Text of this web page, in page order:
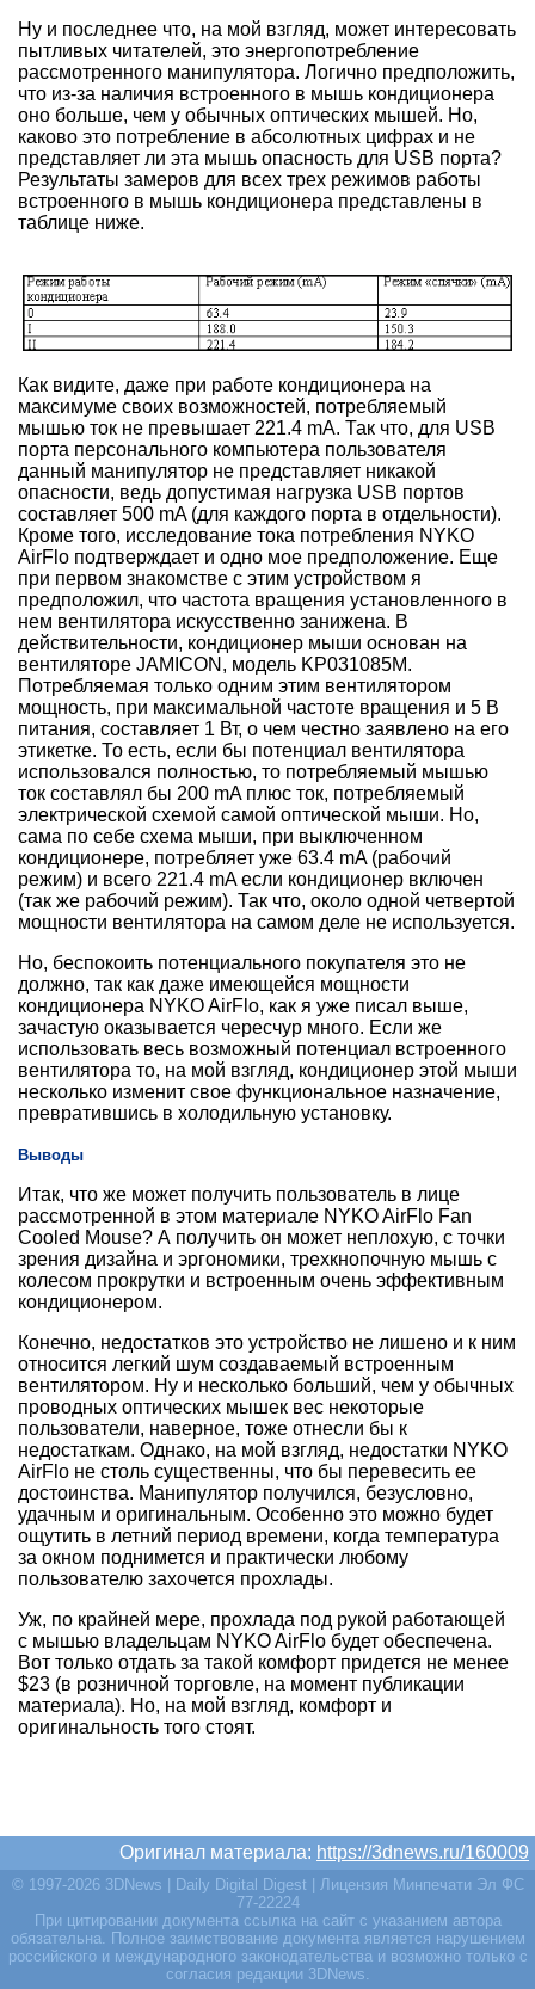
Ну и последнее что, на мой взгляд, может интересовать
пытливых читателей, это энергопотребление
рассмотренного манипулятора. Логично предположить,
что из-за наличия встроенного в мышь кондиционера
оно больше, чем у обычных оптических мышей. Но,
каково это потребление в абсолютных цифрах и не
представляет ли эта мышь опасность для USB порта?
Результаты замеров для всех трех режимов работы
встроенного в мышь кондиционера представлены в
таблице ниже.
Как видите, даже при работе кондиционера на
максимуме своих возможностей, потребляемый
мышью ток не превышает 221.4 mA. Так что, для USB
порта персонального компьютера пользователя
данный манипулятор не представляет никакой
опасности, ведь допустимая нагрузка USB портов
составляет 500 mA (для каждого порта в отдельности).
Кроме того, исследование тока потребления NYKO
AirFlo подтверждает и одно мое предположение. Еще
при первом знакомстве с этим устройством я
предположил, что частота вращения установленного в
нем вентилятора искусственно занижена. В
действительности, кондиционер мыши основан на
вентиляторе JAMICON, модель KP031085M.
Потребляемая только одним этим вентилятором
мощность, при максимальной частоте вращения и 5 В
питания, составляет 1 Вт, о чем честно заявлено на его
этикетке. То есть, если бы потенциал вентилятора
использовался полностью, то потребляемый мышью
ток составлял бы 200 mA плюс ток, потребляемый
электрической схемой самой оптической мыши. Но,
сама по себе схема мыши, при выключенном
кондиционере, потребляет уже 63.4 mA (рабочий
режим) и всего 221.4 mA если кондиционер включен
(так же рабочий режим). Так что, около одной четвертой
мощности вентилятора на самом деле не используется.
Но, беспокоить потенциального покупателя это не
должно, так как даже имеющейся мощности
кондиционера NYKO AirFlo, как я уже писал выше,
зачастую оказывается чересчур много. Если же
использовать весь возможный потенциал встроенного
вентилятора то, на мой взгляд, кондиционер этой мыши
несколько изменит свое функциональное назначение,
превратившись в холодильную установку.
Выводы
Итак, что же может получить пользователь в лице
рассмотренной в этом материале NYKO AirFlo Fan
Cooled Mouse? А получить он может неплохую, с точки
зрения дизайна и эргономики, трехкнопочную мышь с
колесом прокрутки и встроенным очень эффективным
кондиционером.
Конечно, недостатков это устройство не лишено и к ним
относится легкий шум создаваемый встроенным
вентилятором. Ну и несколько больший, чем у обычных
проводных оптических мышек вес некоторые
пользователи, наверное, тоже отнесли бы к
недостаткам. Однако, на мой взгляд, недостатки NYKO
AirFlo не столь существенны, что бы перевесить ее
достоинства. Манипулятор получился, безусловно,
удачным и оригинальным. Особенно это можно будет
ощутить в летний период времени, когда температура
за окном поднимется и практически любому
пользователю захочется прохлады.
Уж, по крайней мере, прохлада под рукой работающей
с мышью владельцам NYKO AirFlo будет обеспечена.
Вот только отдать за такой комфорт придется не менее
$23 (в розничной торговле, на момент публикации
материала). Но, на мой взгляд, комфорт и
оригинальность того стоят.
Оригинал материала: https://3dnews.ru/160009
© 1997-2026 3DNews | Daily Digital Digest | Лицензия Минпечати Эл ФС
77-22224
При цитировании документа ссылка на сайт с указанием автора
обязательна. Полное заимствование документа является нарушением
российского и международного законодательства и возможно только с
согласия редакции 3DNews.